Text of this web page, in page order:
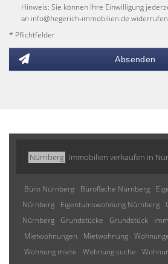
Hinweis: Sie können Ihre Einwilligung
an info@hegerich-immobilien.de
* Pflichtfelder
Absenden
Nürnberg Immobilien verkaufen in
Büro Nürnberg Bürofläche Nürnberg
Nürnberg
Eigentumswohnung Nürnberg
Nürnberg Grundstücke Grundstück
Mietwohnungen
Mietwohnung
Wohnung miete
Wohnung suche